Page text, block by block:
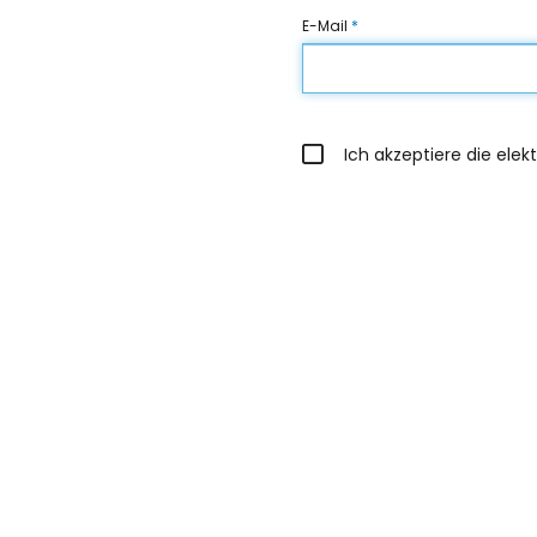
E-Mail *
Ich akzeptiere die